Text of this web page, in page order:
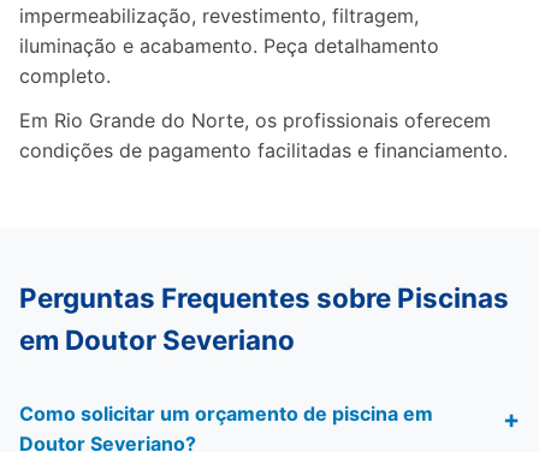
impermeabilização, revestimento, filtragem,
iluminação e acabamento. Peça detalhamento
completo.
Em Rio Grande do Norte, os profissionais oferecem
condições de pagamento facilitadas e financiamento.
Perguntas Frequentes sobre Piscinas
em Doutor Severiano
Como solicitar um orçamento de piscina em
Doutor Severiano?